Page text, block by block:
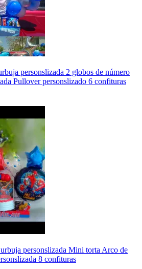
personslizada 2 globos de número
Pullover personslizado 6 confituras
personslizada Mini torta Arco de
8 confituras